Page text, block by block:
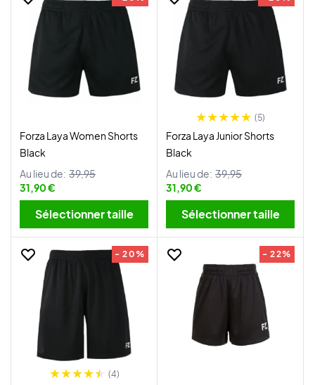
Forza Laya Women Shorts
Black
Au lieu de: 39,95
31,90 €
Sélectionner taille
(5)
Forza Laya Junior Shorts
Black
Au lieu de: 39,95
31,90 €
Sélectionner taille
- 20%
(4)
- 22%